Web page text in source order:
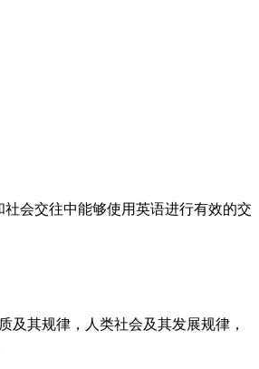
会交往中能够使用英语进行有效的交
其规律，人类社会及其发展规律，